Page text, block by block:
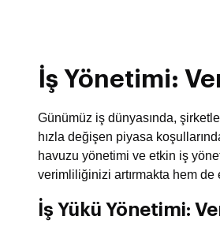
İş Yönetimi:
Günümüz iş dünyasında,
hızla değişen piyasa
havuzu yönetimi ve etkin iş
verimliliğinizi artırmakta hem
İş Yükü Yönetimi: